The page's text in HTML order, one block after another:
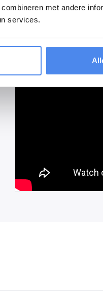
met andere
services.